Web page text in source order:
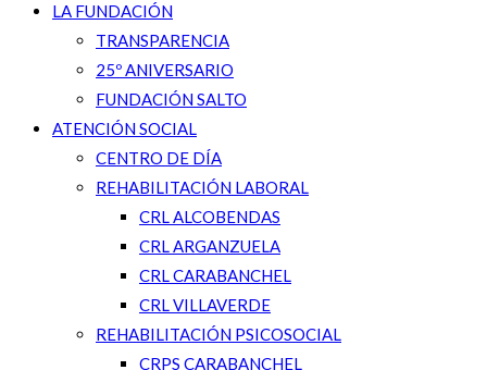
LA FUNDACIÓN
TRANSPARENCIA
25º ANIVERSARIO
FUNDACIÓN SALTO
ATENCIÓN SOCIAL
CENTRO DE DÍA
REHABILITACIÓN LABORAL
CRL ALCOBENDAS
CRL ARGANZUELA
CRL CARABANCHEL
CRL VILLAVERDE
REHABILITACIÓN PSICOSOCIAL
CRPS CARABANCHEL